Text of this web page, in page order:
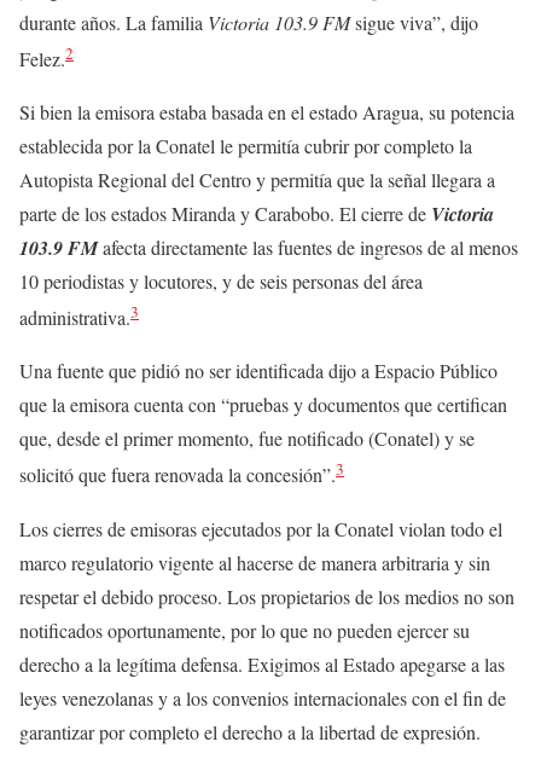
durante años. La familia Victoria 103.9 FMsigue viva”, dijo
Felez.2
Si bien la emisora estaba basada en el estado Aragua, su potencia
establecida por la Conatel le permitía cubrir por completo la
Autopista Regional del Centro y permitía que la señal llegara a
parte de los estados Miranda y Carabobo. El cierre de Victoria
103.9 FMafecta directamente las fuentes de ingresos de al menos
10 periodistas y locutores, y de seis personas del área
administrativa.3
Una fuente que pidió no ser identificada dijo a Espacio Público
que la emisora cuenta con “pruebas y documentos que certifican
que, desde el primer momento, fue notificado (Conatel) y se
solicitó que fuera renovada la concesión”.3
Los cierres de emisoras ejecutados por la Conatel violan todo el
marco regulatorio vigente al hacerse de manera arbitraria y sin
respetar el debido proceso. Los propietarios de los medios no son
notificados oportunamente, por lo que no pueden ejercer su
derecho a la legítima defensa. Exigimos al Estado apegarse a las
leyes venezolanas y a los convenios internacionales con el fin de
garantizar por completo el derecho a la libertad de expresión.